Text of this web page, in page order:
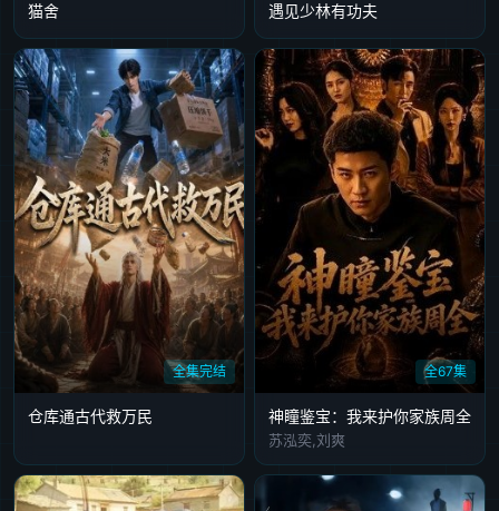
猫舍 遇见少林有功夫
全集完结
仓库通古代救万民
全67集
神瞳鉴宝：我来护你家族周全
苏泓奕,刘爽